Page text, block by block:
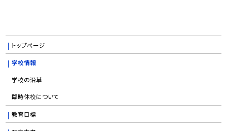
トップページ
学校情報
学校の沿革
臨時休校について
教育目標